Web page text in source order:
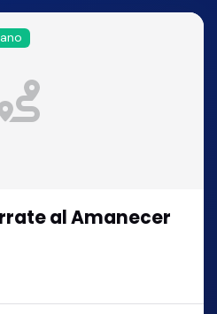
al Amanecer